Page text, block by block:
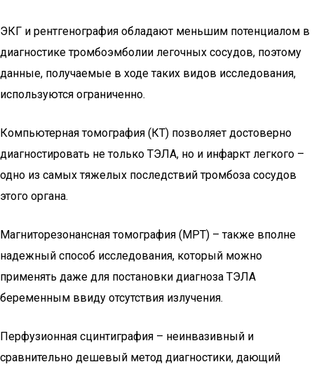
ЭКГ и рентгенография обладают меньшим потенциалом в
диагностике тромбоэмболии легочных сосудов, поэтому
данные, получаемые в ходе таких видов исследования,
используются ограниченно.
Компьютерная томография (КТ) позволяет достоверно
диагностировать не только ТЭЛА, но и инфаркт легкого –
одно из самых тяжелых последствий тромбоза сосудов
этого органа.
Магниторезонансная томография (МРТ) – также вполне
надежный способ исследования, который можно
применять даже для постановки диагноза ТЭЛА
беременным ввиду отсутствия излучения.
Перфузионная сцинтиграфия – неинвазивный и
сравнительно дешевый метод диагностики, дающий